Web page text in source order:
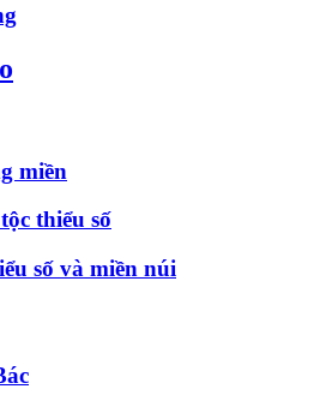
miền
thiểu số
số và miền núi